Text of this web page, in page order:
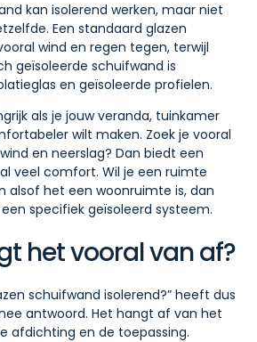
kan isolerend werken, maar niet
Een standaard glazen
wind en regen tegen, terwijl
geïsoleerde schuifwand is
en geïsoleerde profielen.
als je jouw veranda, tuinkamer
wilt maken. Zoek je vooral
en neerslag? Dan biedt een
veel comfort. Wil je een ruimte
alsof het een woonruimte is, dan
specifiek geïsoleerd systeem.
het vooral van af?
schuifwand isolerend?” heeft dus
antwoord. Het hangt af van het
afdichting en de toepassing.